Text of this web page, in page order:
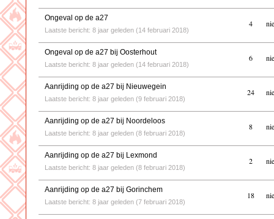
Ongeval op de a27
Laatste bericht: 8 jaar geleden (14 februari 2018)
4
Ongeval op de a27 bij Oosterhout
Laatste bericht: 8 jaar geleden (14 februari 2018)
6
Aanrijding op de a27 bij Nieuwegein
Laatste bericht: 8 jaar geleden (9 februari 2018)
24
Aanrijding op de a27 bij Noordeloos
Laatste bericht: 8 jaar geleden (8 februari 2018)
8
Aanrijding op de a27 bij Lexmond
Laatste bericht: 8 jaar geleden (8 februari 2018)
2
Aanrijding op de a27 bij Gorinchem
Laatste bericht: 8 jaar geleden (7 februari 2018)
18